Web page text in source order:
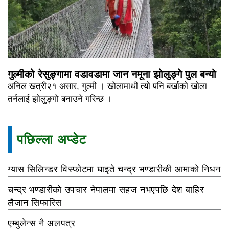
गुल्मीको रेसुङ्गामा वडावडामा जान नमूना झोलुङ्गे पुल बन्यो
अनिल खत्री२१ असार, गुल्मी । खोलामाथी त्यो पनि बर्खाको खोला
तर्नलाई झोलुङ्गो बनाउने गरिन्छ ।
पछिल्ला अप्डेट
ग्यास सिलिन्डर विस्फोटमा घाइते चन्द्र भण्डारीकी आमाको निधन
चन्द्र भण्डारीको उपचार नेपालमा सहज नभएपछि देश बाहिर
लैजान सिफारिस
एम्बुलेन्स नै अलपत्र